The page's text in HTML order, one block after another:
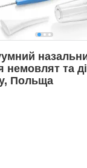
немовлят та
Польща